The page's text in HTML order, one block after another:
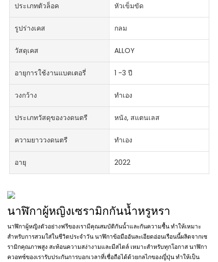
ประเภทตัวล็อค หัวเข็มขัด
รูปร่างเคส กลม
วัสดุเคส ALLOY
อายุการใช้งานแบตเตอรี่ 1 -3 ปี
วงกว้าง ทำเอง
ประเภทวัสดุของวงดนตรี หนัง, สแตนเลส
ความยาววงดนตรี ทำเอง
อายุ 2022
นาฬิกาผู้หญิงเซรามิกกันน้ำหรูหรา
นาฬิกาผู้หญิงตัวอย่างฟรีของเรามีคุณสมบัติกันน้ำและกันความชื้น ทำให้เหมาะ
สำหรับการสวมใส่ในชีวิตประจำวัน นาฬิกาข้อมืออันละเอียดอ่อนเรือนนี้ผลิตจากเซ
รามิกคุณภาพสูง สะท้อนความสง่างามและมีสไตล์ เหมาะสำหรับทุกโอกาส นาฬิกา
ควอทซ์ของเรารับประกันการบอกเวลาที่เชื่อถือได้ด้วยกลไกของญี่ปุ่น ทำให้เป็น